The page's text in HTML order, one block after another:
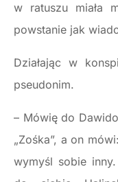
w ratuszu miała
powstanie jak
Działając w
pseudonim.
– Mówię do
„Zośka”, a on
wymyśl sobie